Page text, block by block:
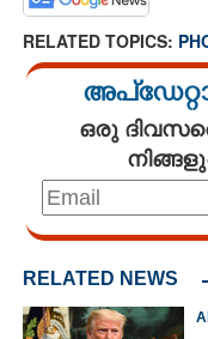
RELATED TOPICS:
ഒരു
RELATED NEWS